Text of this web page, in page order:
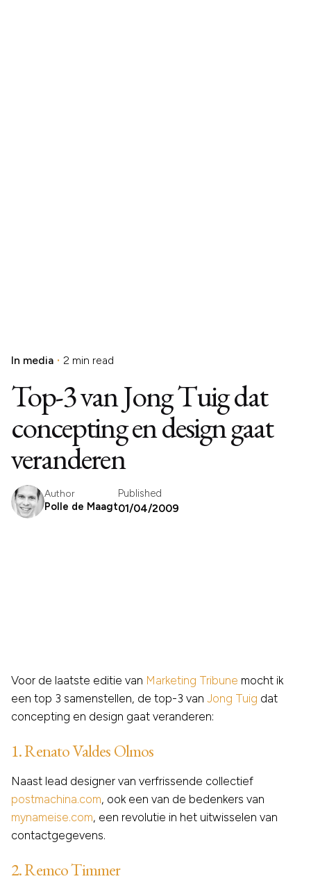
In media 2 min read
Top-3 van Jong Tuig dat
concepting en design gaat
veranderen
Author
Polle de Maagt
Published
01/04/2009
Voor de laatste editie van Marketing Tribune mocht ik
een top 3 samenstellen, de top-3 van Jong Tuig dat
concepting en design gaat veranderen:
1. Renato Valdes Olmos
Naast lead designer van verfrissende collectief
postmachina.com, ook een van de bedenkers van
mynameise.com, een revolutie in het uitwisselen van
contactgegevens.
2. Remco Timmer